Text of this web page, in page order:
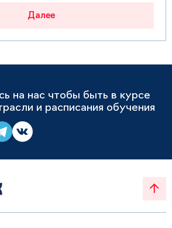
Далее
на нас чтобы быть в курсе
и расписания обучения